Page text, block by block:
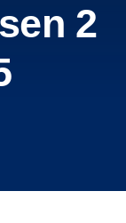
uns
2